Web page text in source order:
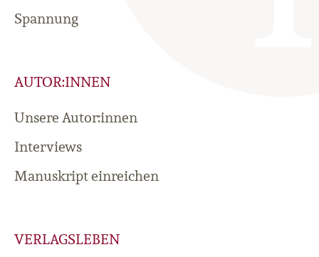
Spannung
AUTOR:INNEN
Unsere Autor:innen
Interviews
Manuskript einreichen
VERLAGSLEBEN